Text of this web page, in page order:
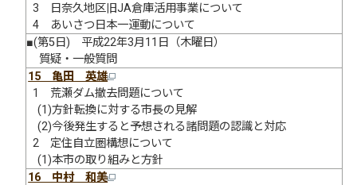
3 日奈久地区旧JA倉庫活用事業について
4 あいさつ日本一運動について
■(第5日) 平成22年3月11日（木曜日）
質疑・一般質問
15 亀田 英雄
1 荒瀬ダム撤去問題について
(1)方針転換に対する市長の見解
(2)今後発生すると予想される諸問題の認識と対応
2 定住自立圏構想について
(1)本市の取り組みと方針
16 中村 和美